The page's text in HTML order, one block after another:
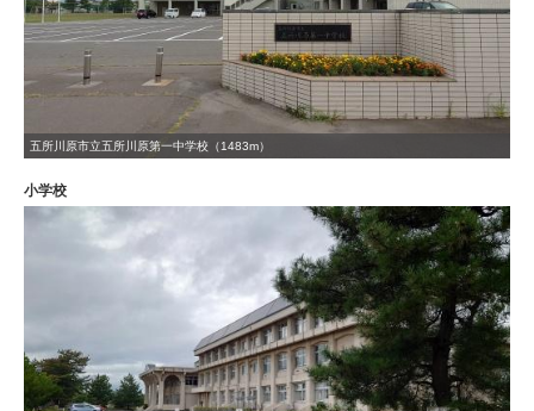
五所川原市立五所川原第一中学校（1483m）
小学校